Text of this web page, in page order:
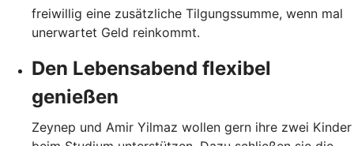
freiwillig eine zusätzliche Tilgungssumme, wenn mal
unerwartet Geld reinkommt.
Den Lebensabend flexibel
genießen
Zeynep und Amir Yilmaz wollen gern ihre zwei Kinder